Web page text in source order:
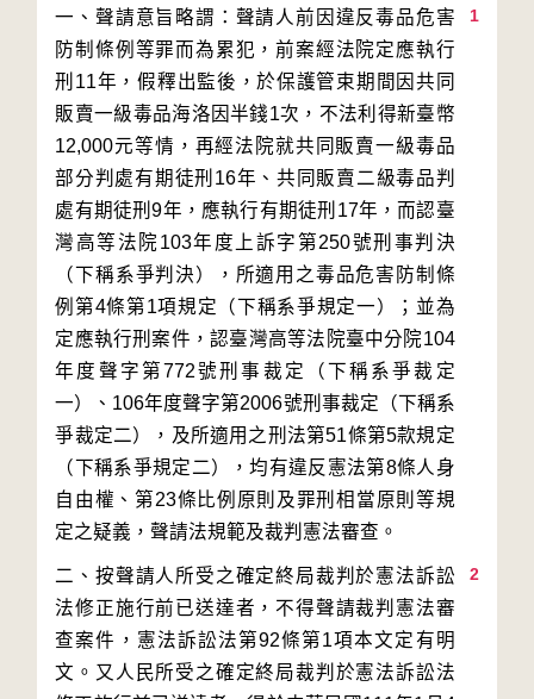
1
一、聲請意旨略謂：聲請人前因違反毒品危害
防制條例等罪而為累犯，前案經法院定應執行
刑11年，假釋出監後，於保護管束期間因共同
販賣一級毒品海洛因半錢1次，不法利得新臺幣
12,000元等情，再經法院就共同販賣一級毒品
部分判處有期徒刑16年、共同販賣二級毒品判
處有期徒刑9年，應執行有期徒刑17年，而認臺
灣高等法院103年度上訴字第250號刑事判決
（下稱系爭判決），所適用之毒品危害防制條
例第4條第1項規定（下稱系爭規定一）；並為
定應執行刑案件，認臺灣高等法院臺中分院104
年度聲字第772號刑事裁定（下稱系爭裁定
一）、106年度聲字第2006號刑事裁定（下稱系
爭裁定二），及所適用之刑法第51條第5款規定
（下稱系爭規定二），均有違反憲法第8條人身
自由權、第23條比例原則及罪刑相當原則等規
2
二、按聲請人所受之確定終局裁判於憲法訴訟
法修正施行前已送達者，不得聲請裁判憲法審
查案件，憲法訴訟法第92條第1項本文定有明
文。又人民所受之確定終局裁判於憲法訴訟法